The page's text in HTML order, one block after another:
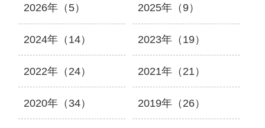
2026年（5） 2025年（9）
2024年（14） 2023年（19）
2022年（24） 2021年（21）
2020年（34） 2019年（26）